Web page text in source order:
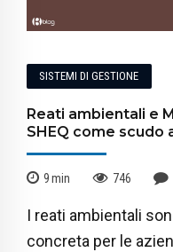
SISTEMI DI GESTIONE
Reati ambientali e
SHEQ come scudo
9min 746
I reati ambientali
concreta per le